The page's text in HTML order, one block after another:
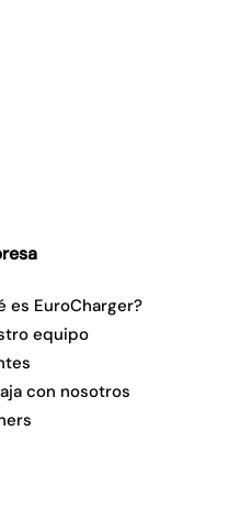
es EuroCharger?
equipo
con nosotros